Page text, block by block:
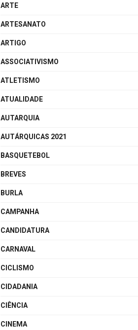
ARTE
ARTESANATO
ARTIGO
ASSOCIATIVISMO
ATLETISMO
ATUALIDADE
AUTARQUIA
AUTÁRQUICAS 2021
BASQUETEBOL
BREVES
BURLA
CAMPANHA
CANDIDATURA
CARNAVAL
CICLISMO
CIDADANIA
CIÊNCIA
CINEMA